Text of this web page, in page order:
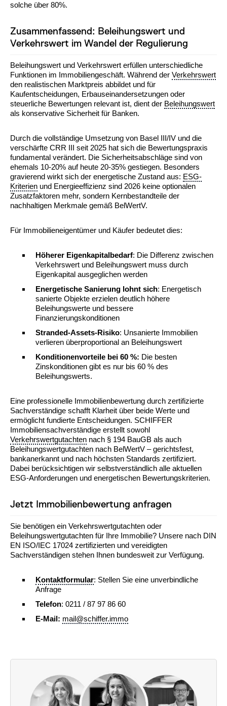
solche über 80%.
Zusammenfassend: Beleihungswert und
Verkehrswert im Wandel der Regulierung
Beleihungswert und Verkehrswert erfüllen unterschiedliche
Funktionen im Immobiliengeschäft. Während der Verkehrswert
den realistischen Marktpreis abbildet und für
Kaufentscheidungen, Erbauseinandersetzungen oder
steuerliche Bewertungen relevant ist, dient der Beleihungswert
als konservative Sicherheit für Banken.
Durch die vollständige Umsetzung von Basel III/IV und die
verschärfte CRR III seit 2025 hat sich die Bewertungspraxis
fundamental verändert. Die Sicherheitsabschläge sind von
ehemals 10-20% auf heute 20-35% gestiegen. Besonders
gravierend wirkt sich der energetische Zustand aus: ESG-
Kriterien und Energieeffizienz sind 2026 keine optionalen
Zusatzfaktoren mehr, sondern Kernbestandteile der
nachhaltigen Merkmale gemäß BelWertV.
Für Immobilieneigentümer und Käufer bedeutet dies:
Höherer Eigenkapitalbedarf: Die Differenz zwischen
Verkehrswert und Beleihungswert muss durch
Eigenkapital ausgeglichen werden
Energetische Sanierung lohnt sich: Energetisch
sanierte Objekte erzielen deutlich höhere
Beleihungswerte und bessere
Finanzierungskonditionen
Stranded-Assets-Risiko: Unsanierte Immobilien
verlieren überproportional an Beleihungswert
Konditionenvorteile bei 60 %: Die besten
Zinskonditionen gibt es nur bis 60 % des
Beleihungswerts.
Eine professionelle Immobilienbewertung durch zertifizierte
Sachverständige schafft Klarheit über beide Werte und
ermöglicht fundierte Entscheidungen. SCHIFFER
Immobiliensachverständige erstellt sowohl
Verkehrswertgutachten nach § 194 BauGB als auch
Beleihungswertgutachten nach BelWertV – gerichtsfest,
bankanerkannt und nach höchsten Standards zertifiziert.
Dabei berücksichtigen wir selbstverständlich alle aktuellen
ESG-Anforderungen und energetischen Bewertungskriterien.
Jetzt Immobilienbewertung anfragen
Sie benötigen ein Verkehrswertgutachten oder
Beleihungswertgutachten für Ihre Immobilie? Unsere nach DIN
EN ISO/IEC 17024 zertifizierten und vereidigten
Sachverständigen stehen Ihnen bundesweit zur Verfügung.
Kontaktformular: Stellen Sie eine unverbindliche
Anfrage
Telefon: 0211 / 87 97 86 60
E-Mail: mail@schiffer.immo